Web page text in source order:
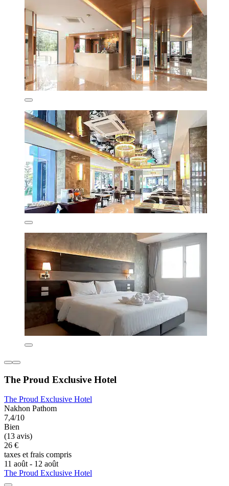
The Proud Exclusive Hotel
The Proud Exclusive Hotel
Nakhon Pathom
7,4/10
Bien
(13 avis)
26 €
taxes et frais compris
11 août - 12 août
The Proud Exclusive Hotel